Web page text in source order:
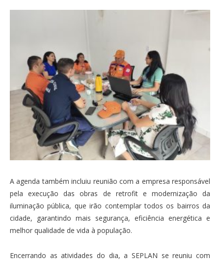
A agenda também incluiu reunião com a empresa responsável
pela execução das obras de retrofit e modernização da
iluminação pública, que irão contemplar todos os bairros da
cidade, garantindo mais segurança, eficiência energética e
melhor qualidade de vida à população.
Encerrando as atividades do dia, a SEPLAN se reuniu com